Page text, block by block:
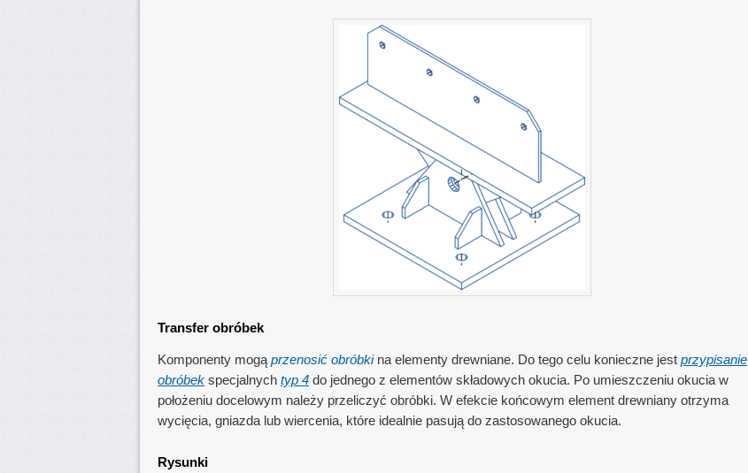
Transfer obróbek
Komponenty mogą przenosić obróbkina elementy drewniane. Do tego celu konieczne jest przypisanie
obróbek specjalnych typ 4 do jednego z elementów składowych okucia. Po umieszczeniu okucia w
położeniu docelowym należy przeliczyć obróbki. W efekcie końcowym element drewniany otrzyma
wycięcia, gniazda lub wiercenia, które idealnie pasują do zastosowanego okucia.
Rysunki